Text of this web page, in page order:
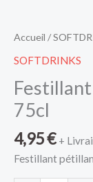
Accueil /
SOFTDRINKS
75cl
4,95€ +
Festillant